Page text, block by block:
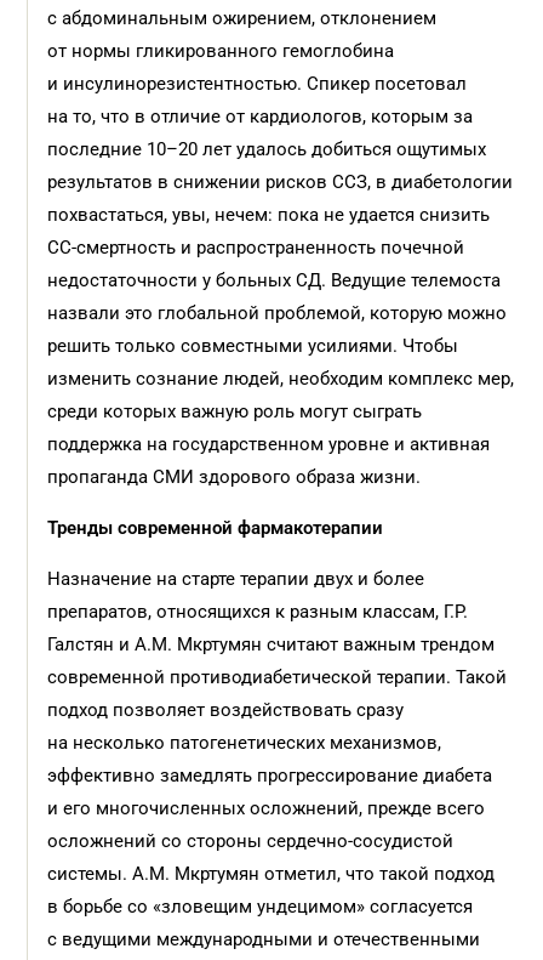
с абдоминальным ожирением, отклонением
от нормы гликированного гемоглобина
и инсулинорезистентностью. Спикер посетовал
на то, что в отличие от кардиологов, которым за
последние 10–20 лет удалось добиться ощутимых
результатов в снижении рисков ССЗ, в диабетологии
похвастаться, увы, нечем: пока не удается снизить
СС-смертность и распространенность почечной
недостаточности у больных СД. Ведущие телемоста
назвали это глобальной проблемой, которую можно
решить только совместными усилиями. Чтобы
изменить сознание людей, необходим комплекс мер,
среди которых важную роль могут сыграть
поддержка на государственном уровне и активная
пропаганда СМИ здорового образа жизни.
Тренды современной фармакотерапии
Назначение на старте терапии двух и более
препаратов, относящихся к разным классам, Г.Р.
Галстян и А.М. Мкртумян считают важным трендом
современной противодиабетической терапии. Такой
подход позволяет воздействовать сразу
на несколько патогенетических механизмов,
эффективно замедлять прогрессирование диабета
и его многочисленных осложнений, прежде всего
осложнений со стороны сердечно-сосудистой
системы. А.М. Мкртумян отметил, что такой подход
в борьбе со «зловещим ундецимом» согласуется
с ведущими международными и отечественными